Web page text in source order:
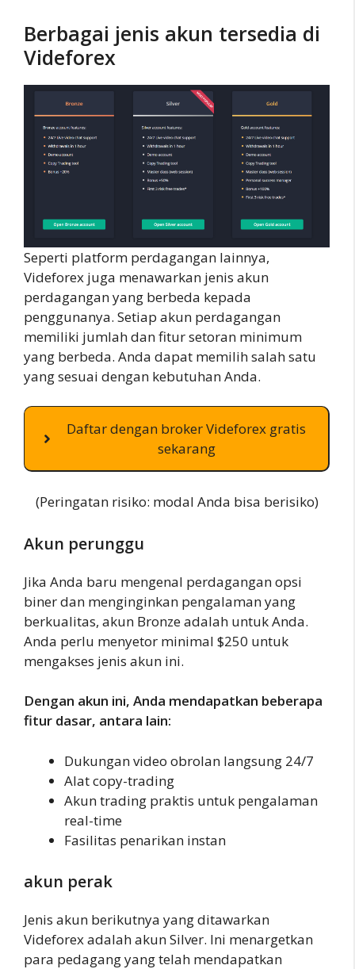
Berbagai jenis akun tersedia di
Videforex
Seperti platform perdagangan lainnya,
Videforex juga menawarkan jenis akun
perdagangan yang berbeda kepada
penggunanya. Setiap akun perdagangan
memiliki jumlah dan fitur setoran minimum
yang berbeda. Anda dapat memilih salah satu
yang sesuai dengan kebutuhan Anda.
Daftar dengan broker Videforex gratis
sekarang
(Peringatan risiko: modal Anda bisa berisiko)
Akun perunggu
Jika Anda baru mengenal perdagangan opsi
biner dan menginginkan pengalaman yang
berkualitas, akun Bronze adalah untuk Anda.
Anda perlu menyetor minimal $250 untuk
mengakses jenis akun ini.
Dengan akun ini, Anda mendapatkan beberapa
fitur dasar, antara lain:
Dukungan video obrolan langsung 24/7
Alat copy-trading
Akun trading praktis untuk pengalaman
real-time
Fasilitas penarikan instan
akun perak
Jenis akun berikutnya yang ditawarkan
Videforex adalah akun Silver. Ini menargetkan
para pedagang yang telah mendapatkan